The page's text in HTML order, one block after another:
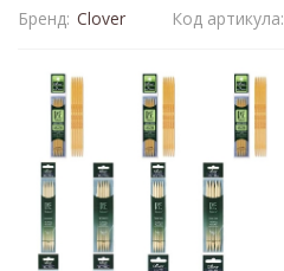
Бренд: Clover Код артикула: